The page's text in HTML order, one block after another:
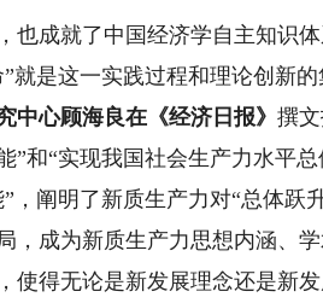
成就了中国经济学自主知识体
就是这一实践过程和理论创新
中心顾海良在《经济日报》撰
和“实现我国社会生产力水平
阐明了新质生产力对“总体跃
，成为新质生产力思想内涵、
使得无论是新发展理念还是新